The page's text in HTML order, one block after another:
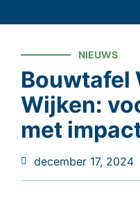
NIEUWS
Bouwtafel
Wijken:
met
december 17, 2024